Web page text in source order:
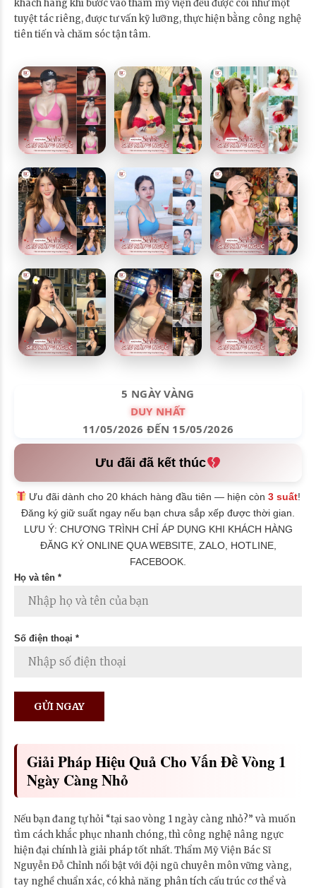
khách hàng khi bước vào thẩm mỹ viện đều được coi như một
tuyệt tác riêng, được tư vấn kỹ lưỡng, thực hiện bằng công nghệ
tiên tiến và chăm sóc tận tâm.
5 NGÀY VÀNG
DUY NHẤT
11/05/2026 ĐẾN 15/05/2026
Ưu đãi đã kết thúc
Ưu đãi dành cho 20 khách hàng đầu tiên — hiện còn3 suất!
Đăng ký giữ suất ngay nếu bạn chưa sắp xếp được thời gian.
LƯU Ý: CHƯƠNG TRÌNH CHỈ ÁP DỤNG KHI KHÁCH HÀNG
ĐĂNG KÝ ONLINE QUA WEBSITE, ZALO, HOTLINE,
FACEBOOK.
Họ và tên *
Số điện thoại *
Giải Pháp Hiệu Quả Cho Vấn Đề Vòng 1
Ngày Càng Nhỏ
Nếu bạn đang tự hỏi “tại sao vòng 1 ngày càng nhỏ?” và muốn
tìm cách khắc phục nhanh chóng, thì công nghệ nâng ngực
hiện đại chính là giải pháp tốt nhất. Thẩm Mỹ Viện Bác Sĩ
Nguyễn Đỗ Chỉnh nổi bật với đội ngũ chuyên môn vững vàng,
tay nghề chuẩn xác, có khả năng phân tích cấu trúc cơ thể và